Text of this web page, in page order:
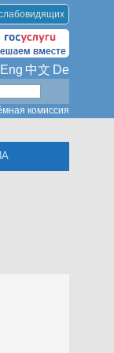
Eng 中文 De
комиссия